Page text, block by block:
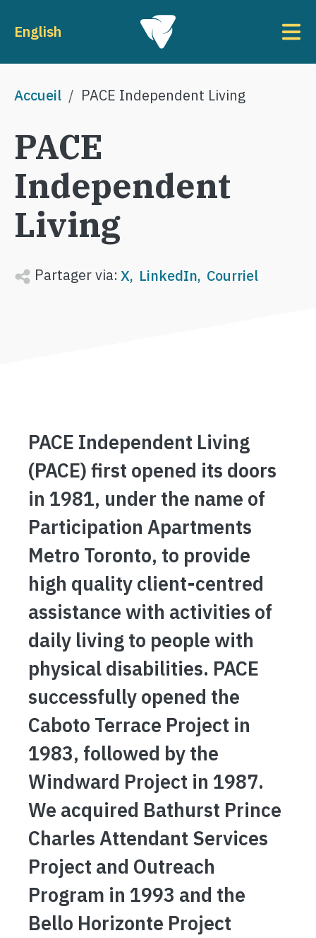
English
Fil d'Ariane
Accueil PACE Independent Living
PACE
Independent
Living
Partager via:X LinkedIn Courriel
PACE Independent Living
(PACE) first opened its doors
in 1981, under the name of
Participation Apartments
Metro Toronto, to provide
high quality client-centred
assistance with activities of
daily living to people with
physical disabilities. PACE
successfully opened the
Caboto Terrace Project in
1983, followed by the
Windward Project in 1987.
We acquired Bathurst Prince
Charles Attendant Services
Project and Outreach
Program in 1993 and the
Bello Horizonte Project